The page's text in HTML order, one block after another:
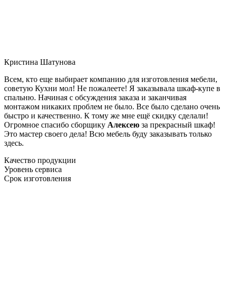
Кристина Шатунова
Всем, кто еще выбирает компанию для изготовления мебели,
советую Кухни мол! Не пожалеете! Я заказывала шкаф-купе в
спальню. Начиная с обсуждения заказа и заканчивая
монтажом никаких проблем не было. Все было сделано очень
быстро и качественно. К тому же мне ещё скидку сделали!
Огромное спасибо сборщику Алексею за прекрасный шкаф!
Это мастер своего дела! Всю мебель буду заказывать только
здесь.
Качество продукции
Уровень сервиса
Срок изготовления